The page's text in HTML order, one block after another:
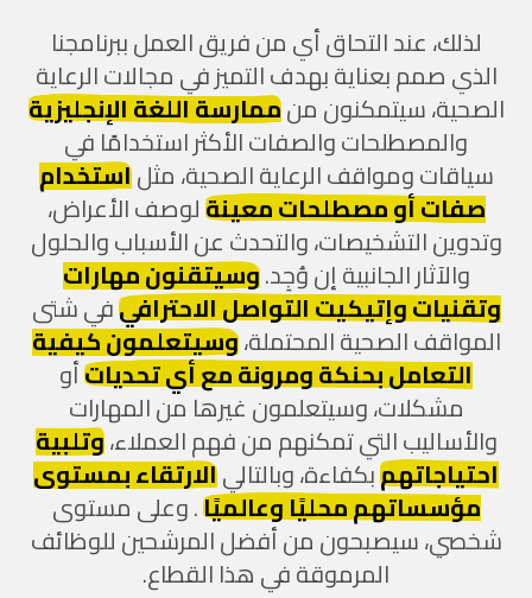
لذلك، عند التحاق أي من فريق العمل ببرنامجنا
الذي صمم بعناية بهدف التميز في مجالات الرعاية
الصحية، سيتمكنون منممارسة اللغة الإنجليزية
والمصطلحات والصفات الأكثر استخدامًا في
سياقات ومواقف الرعاية الصحية، مثلاستخدام
صفات أو مصطلحات معينةلوصف الأعراض،
وتدوين التشخيصات، والتحدث عن الأسباب والحلول
والآثار الجانبية إن وُجِد.وسيتقنون مهارات
وتقنيات وإتيكيت التواصل الاحترافيفي شتى
المواقف الصحية المحتملة،وسيتعلمون كيفية
التعامل بحنكة ومرونة مع أي تحدياتأو
مشكلات، وسيتعلمون غيرها من المهارات
والأساليب التي تمكنهم من فهم العملاء،وتلبية
احتياجاتهمبكفاءة، وبالتاليالارتقاء بمستوى
مؤسساتهم محليًا وعالميًا. وعلى مستوى
شخصي، سيصبحون من أفضل المرشحين للوظائف
المرموقة في هذا القطاع.